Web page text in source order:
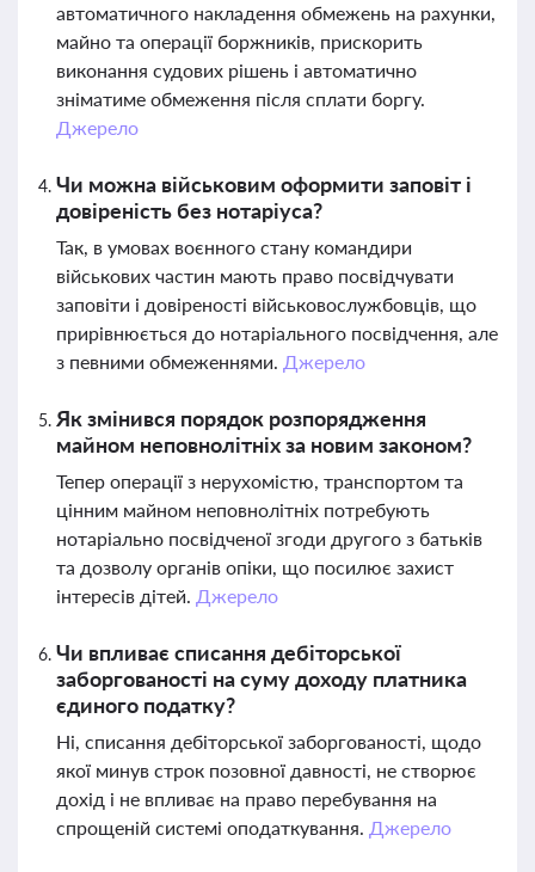
автоматичного накладення обмежень на рахунки,
майно та операції боржників, прискорить
виконання судових рішень і автоматично
зніматиме обмеження після сплати боргу.
Джерело
Чи можна військовим оформити заповіт і
довіреність без нотаріуса?
Так, в умовах воєнного стану командири
військових частин мають право посвідчувати
заповіти і довіреності військовослужбовців, що
прирівнюється до нотаріального посвідчення, але
з певними обмеженнями. Джерело
Як змінився порядок розпорядження
майном неповнолітніх за новим законом?
Тепер операції з нерухомістю, транспортом та
цінним майном неповнолітніх потребують
нотаріально посвідченої згоди другого з батьків
та дозволу органів опіки, що посилює захист
інтересів дітей. Джерело
Чи впливає списання дебіторської
заборгованості на суму доходу платника
єдиного податку?
Ні, списання дебіторської заборгованості, щодо
якої минув строк позовної давності, не створює
дохід і не впливає на право перебування на
спрощеній системі оподаткування. Джерело